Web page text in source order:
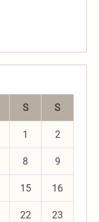
S S
1 2
8 9
15 16
22 23